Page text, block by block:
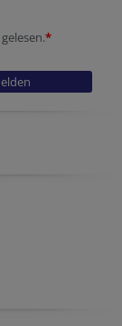
gelesen.*